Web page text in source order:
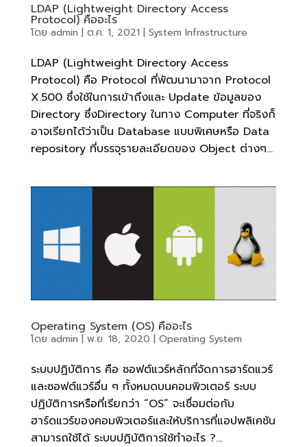
LDAP (Lightweight Directory Access
Protocol) คืออะไร
โดย admin | ต.ค. 1, 2021 | System Infrastructure
LDAP (Lightweight Directory Access
Protocol) คือ Protocol ที่พัฒนามาจาก Protocol
X.500 ซึ่งใช้ในการเข้าถึงและ Update ข้อมูลของ
Directory ซึ่งDirectory ในทาง Computer ที่จริงก็
อาจเรียกได้ว่าเป็น Database แบบพิเศษหรือ Data
repository ที่บรรจุรายละเอียดของ Object ต่างๆ...
Operating System (OS) คืออะไร
โดย admin | พ.ย. 18, 2020 | Operating System
ระบบปฏิบัติการ คือ ซอฟต์แวร์หลักที่จัดการฮาร์ดแวร์
และซอฟต์แวร์อื่น ๆ ทั้งหมดบนคอมพิวเตอร์ ระบบ
ปฏิบัติการหรือที่เรียกว่า “OS” จะเชื่อมต่อกับ
ฮาร์ดแวร์ของคอมพิวเตอร์และให้บริการที่แอปพลิเคชัน
สามารถใช้ได้ ระบบปฏิบัติการใช้ทำอะไร ?...